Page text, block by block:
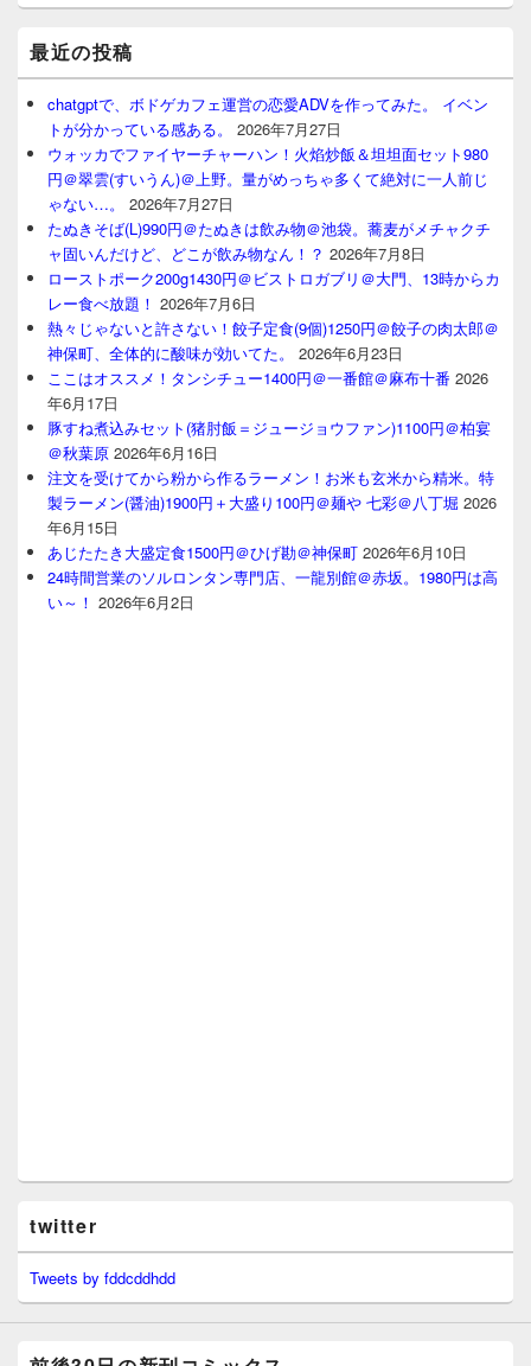
最近の投稿
chatgptで、ボドゲカフェ運営の恋愛ADVを作ってみた。 イベン
トが分かっている感ある。
2026年7月27日
ウォッカでファイヤーチャーハン！火焰炒飯＆坦坦面セット980
円＠翠雲(すいうん)＠上野。量がめっちゃ多くて絶対に一人前じ
ゃない…。
2026年7月27日
たぬきそば(L)990円＠たぬきは飲み物＠池袋。蕎麦がメチャクチ
ャ固いんだけど、どこが飲み物なん！？ 2026年7月8日
ローストポーク200g1430円＠ビストロガブリ＠大門、13時からカ
レー食べ放題！ 2026年7月6日
熱々じゃないと許さない！餃子定食(9個)1250円＠餃子の肉太郎＠
神保町、全体的に酸味が効いてた。
2026年6月23日
ここはオススメ！タンシチュー1400円＠一番館＠麻布十番 2026
年6月17日
豚すね煮込みセット(猪肘飯＝ジュージョウファン)1100円＠柏宴
＠秋葉原 2026年6月16日
注文を受けてから粉から作るラーメン！お米も玄米から精米。特
製ラーメン(醤油)1900円＋大盛り100円＠麺や 七彩＠八丁堀 2026
年6月15日
あじたたき大盛定食1500円＠ひげ勘＠神保町 2026年6月10日
24時間営業のソルロンタン専門店、一龍別館＠赤坂。1980円は高
い～！ 2026年6月2日
twitter
Tweets by fddcddhdd